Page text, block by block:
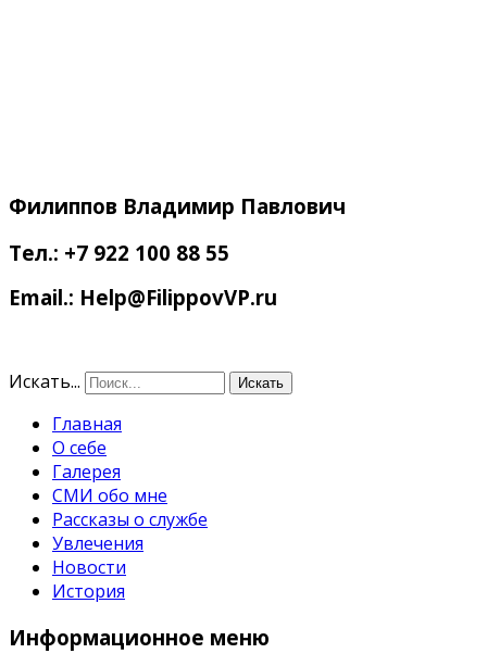
Филиппов Владимир Павлович
Тел.: +7 922 100 88 55
Email.: Help@FilippovVP.ru
Искать... Искать
Главная
О себе
Галерея
СМИ обо мне
Рассказы о службе
Увлечения
Новости
История
Информационное меню